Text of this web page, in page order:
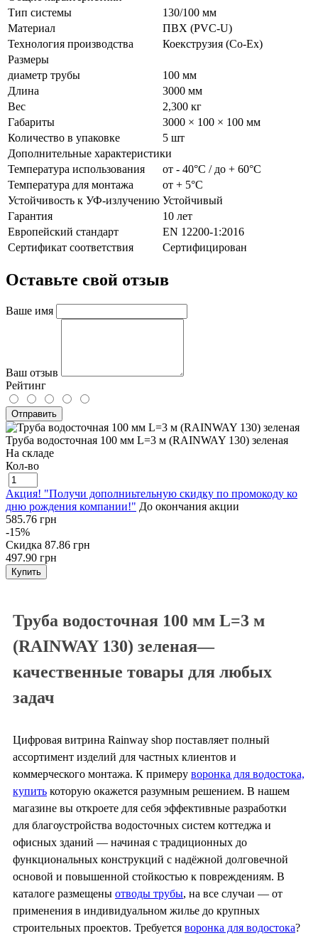
Тип системы
130/100 мм
Материал
ПВХ (PVC-U)
Технология производства
Коекструзия (Co-Ex)
Размеры
диаметр трубы
100 мм
Длина
3000 мм
Вес
2,300 кг
Габариты
3000 × 100 × 100 мм
Количество в упаковке
5 шт
Дополнительные характеристики
Температура использования
от - 40°С / до + 60°С
Температура для монтажа
от + 5°С
Устойчивость к УФ-излучению Устойчивый
Гарантия
10 лет
Европейский стандарт
EN 12200-1:2016
Сертификат соответствия
Сертифицирован
Оставьте свой отзыв
Ваше имя
Ваш отзыв
Рейтинг
Отправить
Труба водосточная 100 мм L=3 м (RAINWAY 130) зеленая
На складе
Кол-во
Акция! "Получи дополниьтельную скидку по промокоду ко
дню рождения компании!" До окончания акции
585.76 грн
-15%
Скидка 87.86 грн
497.90 грн
Купить
Труба водосточная 100 мм L=3 м
(RAINWAY 130) зеленая—
качественные товары для любых
задач
Цифровая витрина Rainway shop поставляет полный
ассортимент изделий для частных клиентов и
коммерческого монтажа. К примеру воронка для водостока,
купить которую окажется разумным решением. В нашем
магазине вы откроете для себя эффективные разработки
для благоустройства водосточных систем коттеджа и
офисных зданий — начиная с традиционных до
функциональных конструкций с надёжной долговечной
основой и повышенной стойкостью к повреждениям. В
каталоге размещены отводы трубы, на все случаи — от
применения в индивидуальном жилье до крупных
строительных проектов. Требуется воронка для водостока?